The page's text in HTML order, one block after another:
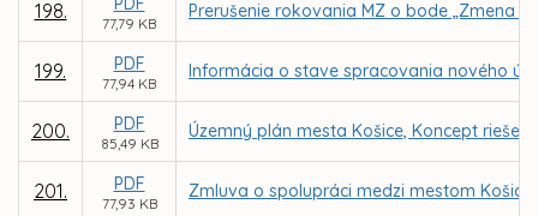
198.
77,79 KB
Prerušenie rokovania MZ o bode „Zmena
199. PDF
77,94 KB
Informácia o stave spracovania nového
200. PDF
85,49 KB
Územný plán mesta Košice, Koncept
201. PDF
77,93 KB
Zmluva o spolupráci medzi mestom Košice,